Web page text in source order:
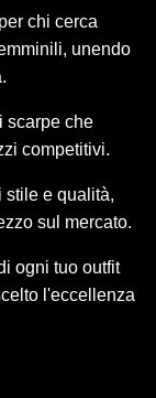
chi cerca
unendo
scarpe che
competitivi.
stile e qualità,
sul mercato.
ogni tuo outfit
l'eccellenza